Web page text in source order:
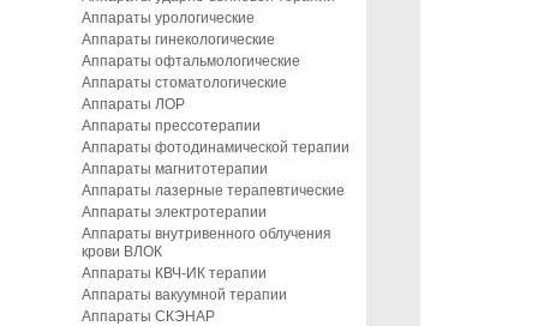
Аппараты урологические
Аппараты гинекологические
Аппараты офтальмологические
Аппараты стоматологические
Аппараты ЛОР
Аппараты прессотерапии
Аппараты фотодинамической терапии
Аппараты магнитотерапии
Аппараты лазерные терапевтические
Аппараты электротерапии
Аппараты внутривенного облучения
крови ВЛОК
Аппараты КВЧ-ИК терапии
Аппараты вакуумной терапии
Аппараты СКЭНАР